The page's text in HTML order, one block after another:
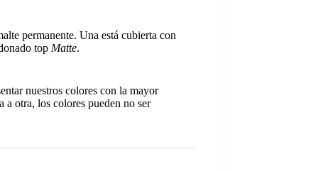
permanente. Una está cubierta con
top Matte.
nuestros colores con la mayor
a otra, los colores pueden no ser